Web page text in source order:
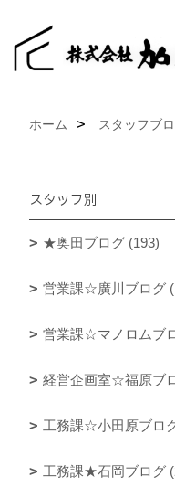
ホーム スタッフブ
スタッフ別
★奥田ブログ (193)
営業課☆廣川ブログ
営業課☆マノロムブ
経営企画室☆福原ブ
工務課☆小田原ブロ
工務課★石岡ブログ